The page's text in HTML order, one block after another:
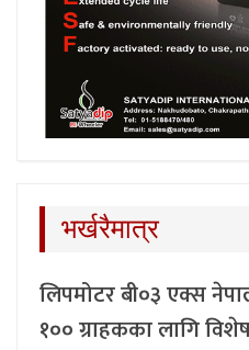
भर्खरैमात्र
लिपमोटर बी०३ एक्स
१०० ग्राहकका लागि